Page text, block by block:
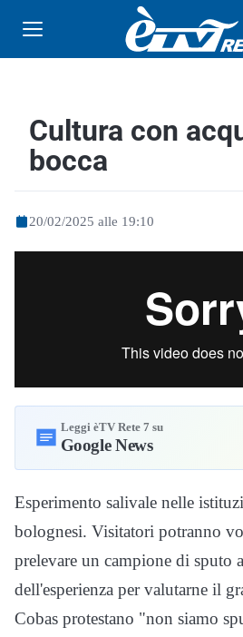
Cultura con
bocca
20/02/2025 alle 19:10
Leggi èTV Rete 7 su
Google News
Esperimento salivale nelle
bolognesi. Visitatori potranno
prelevare un campione di sputo
dell'esperienza per valutarne il
Cobas protestano "non siamo